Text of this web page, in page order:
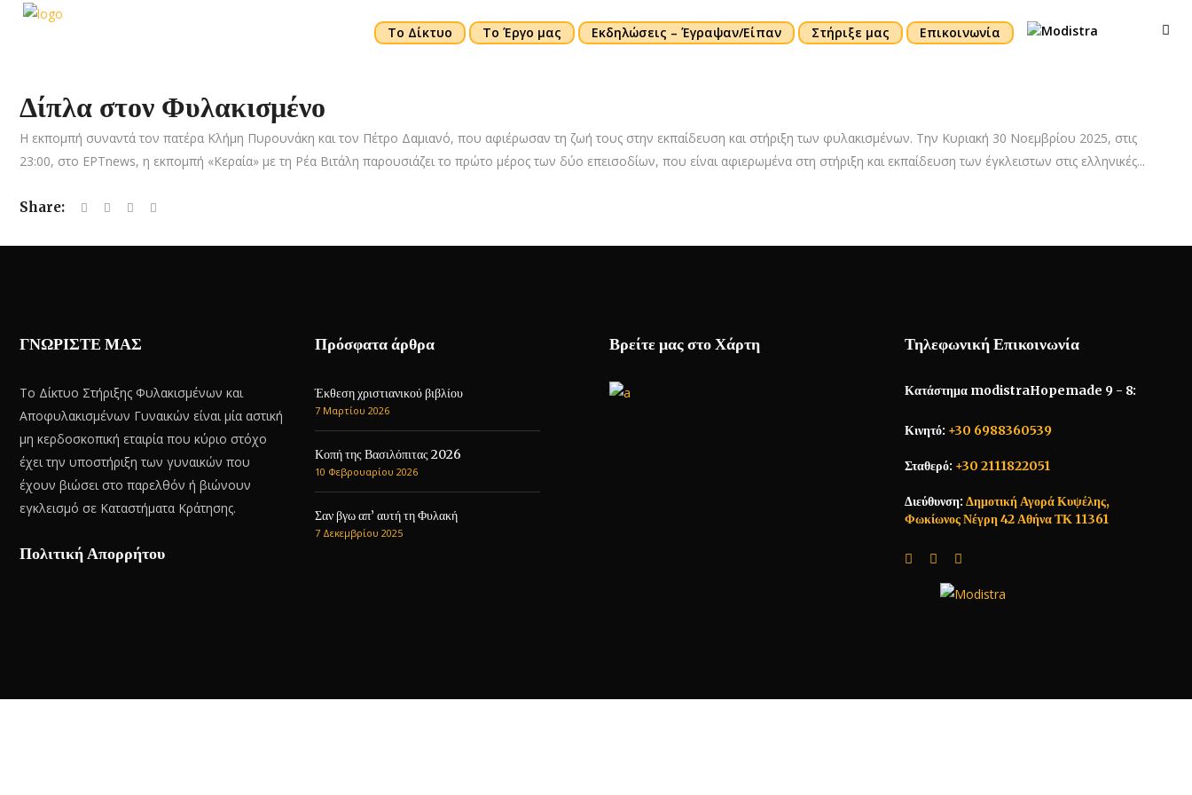
Το Δίκτυο Το Έργο μας Εκδηλώσεις – Έγραψαν/Είπαν Στήριξε μας Επικοινωνία
Δίπλα στον Φυλακισμένο
Η εκπομπή συναντά τον πατέρα Κλήμη Πυρουνάκη και τον Πέτρο Δαμιανό, που αφιέρωσαν τη ζωή τους στην εκπαίδευση και στήριξη των φυλακισμένων. Την Κυριακή 30 Νοεμβρίου 2025, στις
23:00, στο ΕΡΤnews, η εκπομπή «Κεραία» με τη Ρέα Βιτάλη παρουσιάζει το πρώτο μέρος των δύο επεισοδίων, που είναι αφιερωμένα στη στήριξη και εκπαίδευση των έγκλειστων στις ελληνικές...
Share:
ΓΝΩΡΙΣΤΕ ΜΑΣ
Το Δίκτυο Στήριξης Φυλακισμένων και
Αποφυλακισμένων Γυναικών είναι μία αστική
μη κερδοσκοπική εταιρία που κύριο στόχο
έχει την υποστήριξη των γυναικών που
έχουν βιώσει στο παρελθόν ή βιώνουν
εγκλεισμό σε Καταστήματα Κράτησης.
Πολιτική Απορρήτου
Πρόσφατα άρθρα
Έκθεση χριστιανικού βιβλίου
7 Μαρτίου 2026
Κοπή της Βασιλόπιτας 2026
10 Φεβρουαρίου 2026
Σαν βγω απ’ αυτή τη Φυλακή
7 Δεκεμβρίου 2025
Βρείτε μας στο Χάρτη Τηλεφωνική Επικοινωνία
Κατάστημα modistraHopemade 9 - 8:
Κινητό: +30 6988360539
Σταθερό: +30 2111822051
Διεύθυνση: Δημοτική Αγορά Κυψέλης,
Φωκίωνος Νέγρη 42 Αθήνα ΤΚ 11361